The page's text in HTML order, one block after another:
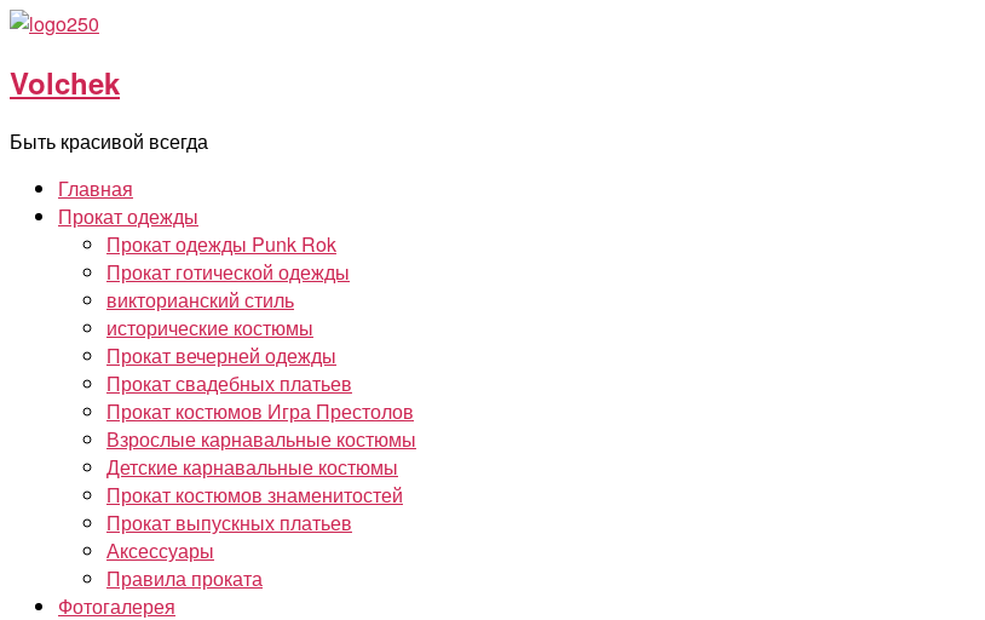
Перейти
содержимому
Volchek
Быть красивой всегда
Главная
Прокат одежды
Прокат одежды Punk Rok
Прокат готической одежды
викторианский стиль
исторические костюмы
Прокат вечерней одежды
Прокат свадебных платьев
Прокат костюмов Игра Престолов
Взрослые карнавальные костюмы
Детские карнавальные костюмы
Прокат костюмов знаменитостей
Прокат выпускных платьев
Аксессуары
Правила проката
Фотогалерея